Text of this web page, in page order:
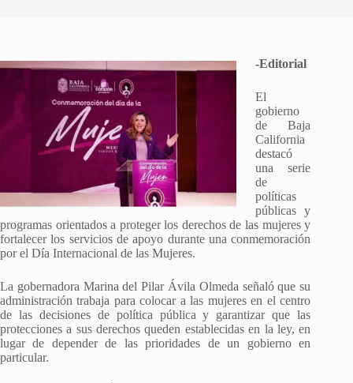
-Editorial
El
gobierno
de Baja
California
destacó
una serie
de
políticas
públicas y
programas orientados a proteger los derechos de las mujeres y
fortalecer los servicios de apoyo durante una conmemoración
por el Día Internacional de las Mujeres.
La gobernadora Marina del Pilar Ávila Olmeda señaló que su
administración trabaja para colocar a las mujeres en el centro
de las decisiones de política pública y garantizar que las
protecciones a sus derechos queden establecidas en la ley, en
lugar de depender de las prioridades de un gobierno en
particular.